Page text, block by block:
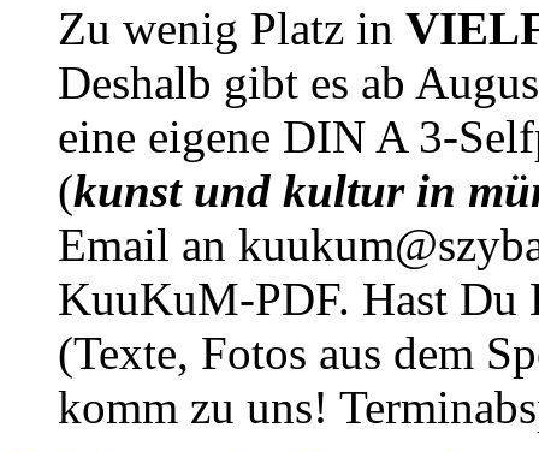
Zu wenig Platz in
Deshalb gibt es ab
eine eigene DIN A 3-
(kunst und kultur in
Email an
KuuKuM-PDF. Hast Du
(Texte, Fotos aus dem
komm zu uns!